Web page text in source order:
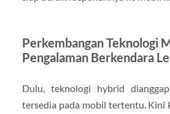
Perkembangan Teknologi
Pengalaman Berkendara
Dulu, teknologi hybrid
tersedia pada mobil tertentu. Kini